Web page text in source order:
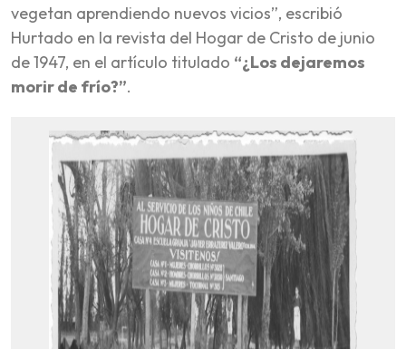
vegetan aprendiendo nuevos vicios”, escribió
Hurtado en la revista del Hogar de Cristo de junio
de 1947, en el artículo titulado “¿Los dejaremos
morir de frío?”.